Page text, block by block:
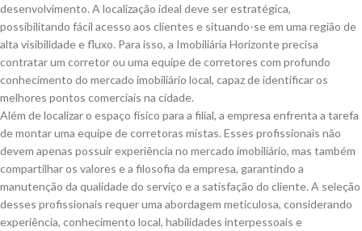
desenvolvimento. A localização ideal deve ser estratégica,
possibilitando fácil acesso aos clientes e situando-se em uma região de
alta visibilidade e fluxo. Para isso, a Imobiliária Horizonte precisa
contratar um corretor ou uma equipe de corretores com profundo
conhecimento do mercado imobiliário local, capaz de identificar os
melhores pontos comerciais na cidade.
Além de localizar o espaço físico para a filial, a empresa enfrenta a tarefa
de montar uma equipe de corretoras mistas. Esses profissionais não
devem apenas possuir experiência no mercado imobiliário, mas também
compartilhar os valores e a filosofia da empresa, garantindo a
manutenção da qualidade do serviço e a satisfação do cliente. A seleção
desses profissionais requer uma abordagem meticulosa, considerando
experiência, conhecimento local, habilidades interpessoais e